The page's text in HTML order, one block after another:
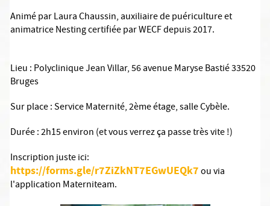
Animé par Laura Chaussin, auxiliaire de puériculture et
animatrice Nesting certifiée par WECF depuis 2017.
Lieu : Polyclinique Jean Villar, 56 avenue Maryse Bastié 33520
Bruges
Sur place : Service Maternité, 2ème étage, salle Cybèle.
Durée : 2h15 environ (et vous verrez ça passe très vite !)
Inscription juste ici:
https://forms.gle/r7ZiZkNT7EGwUEQk7ou via
l'application Materniteam.